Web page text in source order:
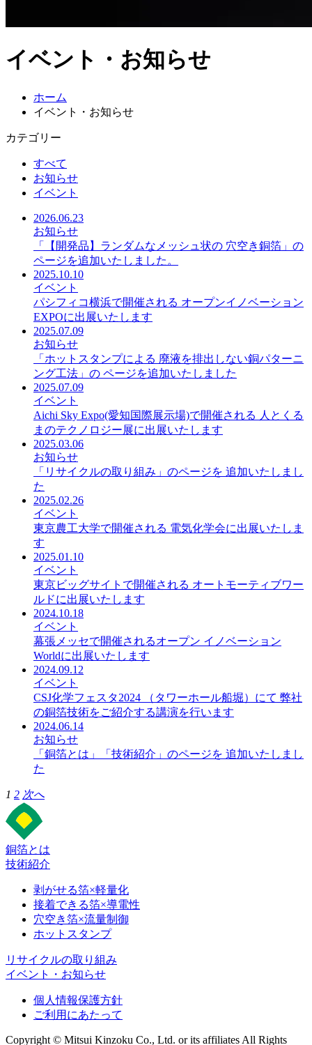
イベント・お知らせ
ホーム
イベント・お知らせ
カテゴリー
すべて
お知らせ
イベント
2026.06.23
お知らせ
「【開発品】ランダムなメッシュ状の 穴空き銅箔」の
ページを追加いたしました。
2025.10.10
イベント
パシフィコ横浜で開催される オープンイノベーション
EXPOに出展いたします
2025.07.09
お知らせ
「ホットスタンプによる 廃液を排出しない銅パターニ
ング工法」の ページを追加いたしました
2025.07.09
イベント
Aichi Sky Expo(愛知国際展示場)で開催される 人とくる
まのテクノロジー展に出展いたします
2025.03.06
お知らせ
「リサイクルの取り組み」のページを 追加いたしまし
た
2025.02.26
イベント
東京農工大学で開催される 電気化学会に出展いたしま
す
2025.01.10
イベント
東京ビッグサイトで開催される オートモーティブワー
ルドに出展いたします
2024.10.18
イベント
幕張メッセで開催されるオープン イノベーション
Worldに出展いたします
2024.09.12
イベント
CSJ化学フェスタ2024 （タワーホール船堀）にて 弊社
の銅箔技術をご紹介する講演を行います
2024.06.14
お知らせ
「銅箔とは」「技術紹介」のページを 追加いたしまし
た
1 2 次へ
銅箔とは
技術紹介
剥がせる箔×軽量化
接着できる箔×導電性
穴空き箔×流量制御
ホットスタンプ
リサイクルの取り組み
イベント・お知らせ
個人情報保護方針
ご利用にあたって
Copyright © Mitsui Kinzoku Co., Ltd. or its affiliates All Rights